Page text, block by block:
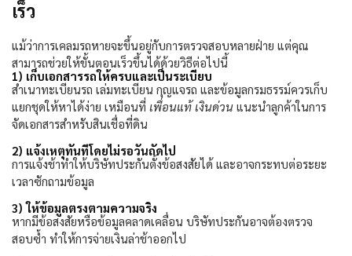
เร็ว
แม้ว่าการเคลมรถหายจะขึ้นอยู่กับการตรวจสอบหลายฝ่าย แต่คุณ
สามารถช่วยให้ขั้นตอนเร็วขึ้นได้ด้วยวิธีต่อไปนี้
1) เก็บเอกสารรถให้ครบและเป็นระเบียบ
สำเนาทะเบียนรถ เล่มทะเบียน กุญแจรถ และข้อมูลกรมธรรม์ควรเก็บ
แยกชุดให้หาได้ง่าย เหมือนที่ เพื่อนแท้ เงินด่วน แนะนำลูกค้าในการ
จัดเอกสารสำหรับสินเชื่อที่ดิน
2) แจ้งเหตุทันทีโดยไม่รอวันถัดไป
การแจ้งช้าทำให้บริษัทประกันตั้งข้อสงสัยได้ และอาจกระทบต่อระยะ
เวลาซักถามข้อมูล
3)ให้ข้อมูลตรงตามความจริง
หากมีข้อสงสัยหรือข้อมูลคลาดเคลื่อน บริษัทประกันอาจต้องตรวจ
สอบซ้ำ ทำให้การจ่ายเงินล่าช้าออกไป